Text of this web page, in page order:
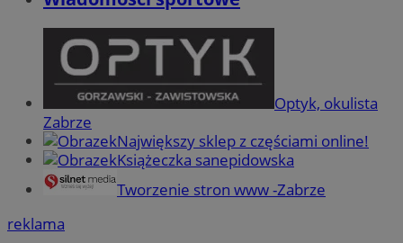
Optyk, okulista
Zabrze
Największy sklep z częściami online!
Książeczka sanepidowska
Tworzenie stron www -Zabrze
reklama